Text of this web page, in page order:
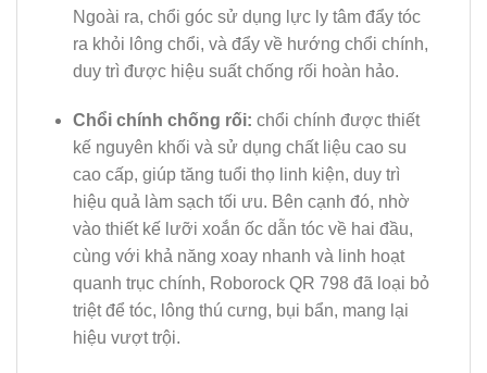
Ngoài ra, chổi góc sử dụng lực ly tâm đẩy tóc
ra khỏi lông chổi, và đẩy về hướng chổi chính,
duy trì được hiệu suất chống rối hoàn hảo.
Chổi chính chống rối: chổi chính được thiết
kế nguyên khối và sử dụng chất liệu cao su
cao cấp, giúp tăng tuổi thọ linh kiện, duy trì
hiệu quả làm sạch tối ưu. Bên cạnh đó, nhờ
vào thiết kế lưỡi xoắn ốc dẫn tóc về hai đầu,
cùng với khả năng xoay nhanh và linh hoạt
quanh trục chính, Roborock QR 798 đã loại bỏ
triệt để tóc, lông thú cưng, bụi bẩn, mang lại
hiệu vượt trội.